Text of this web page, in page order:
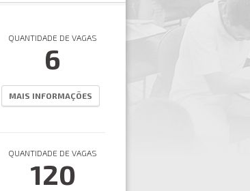
QUANTIDADE DE VAGAS
6
MAIS INFORMAÇÕES
QUANTIDADE DE VAGAS
120